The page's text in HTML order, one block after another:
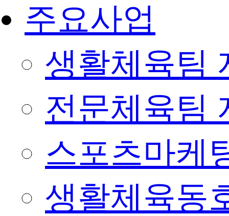
주요사업
생활체육팀
전문체육팀
스포츠마케
생활체육동